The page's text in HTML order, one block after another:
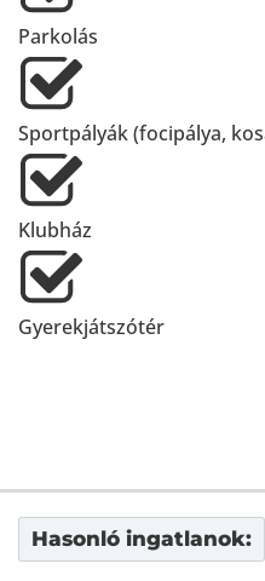
Parkolás
Sportpályák (focipálya,
Klubház
Gyerekjátszótér
Hasonló ingatlanok: